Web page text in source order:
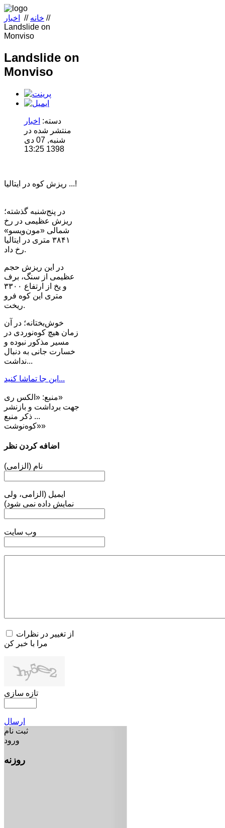
خانه // اخبار
//
Landslide on
Monviso
Landslide on
Monviso
دسته: اخبار
منتشر شده در
شنبه, 07 دی
1398 13:25
ریزش کوه در ایتالیا ...!
در پنج‌شنبه گذشته؛
ریزش عظیمی در رخ
شمالی «مون‌ویسو»
۳۸۴۱ متری در ایتالیا
رخ داد.
در این ریزش حجم
عظیمی از سنگ، برف
و یخ از ارتفاع ۳۳۰۰
متری این کوه فرو
ریخت.
خوش‌بختانه؛ در آن
زمان هیچ کوه‌نوردی در
مسیر مذکور نبوده و
خسارت جانی به دنبال
نداشت...
این جا تماشا کنید...
منبع: «الکس ری»
جهت برداشت و بازنشر
... ذکر منبع
«کوه‌نوشت»
اضافه کردن نظر
نام (الزامی)
ایمیل (الزامی، ولی
نمایش داده نمی شود)
وب سایت
از تغییر در نظرات
مرا با خبر کن
تازه سازی
ارسال
ثبت نام
ورود
روزنه